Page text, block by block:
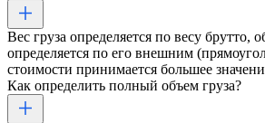
Вес груза определяется по весу брутто,
определяется по его внешним
стоимости принимается большее
Как определить полный объем груза?